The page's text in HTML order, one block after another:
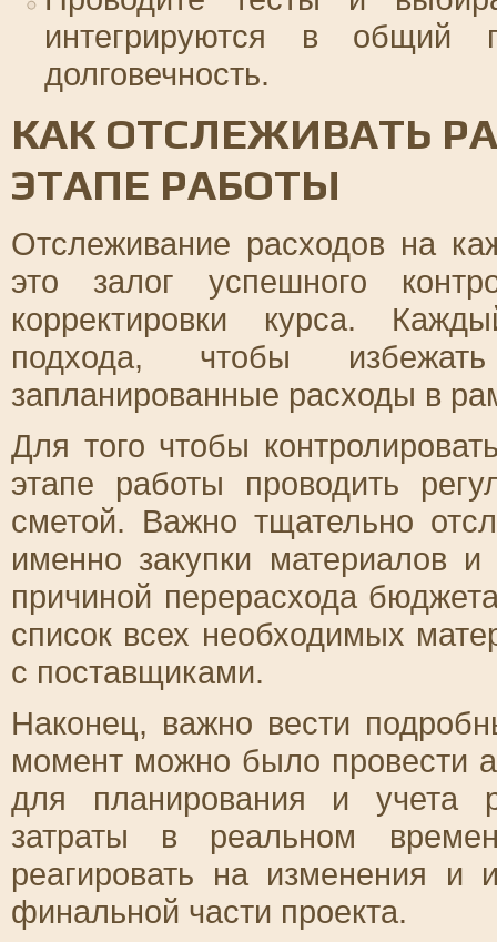
интегрируются в общий
долговечность.
КАК ОТСЛЕЖИВАТЬ
ЭТАПЕ РАБОТЫ
Отслеживание расходов на
это залог успешного
корректировки курса.
подхода, чтобы
запланированные расходы в
Для того чтобы
этапе работы проводить
сметой. Важно тщательно
именно закупки материалов и
причиной перерасхода
список всех необходимых
с поставщиками.
Наконец, важно вести
момент можно было провести
для планирования и учета
затраты в реальном
реагировать на изменения и
финальной части проекта.